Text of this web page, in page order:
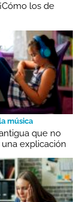
los de
música
que no
explicación